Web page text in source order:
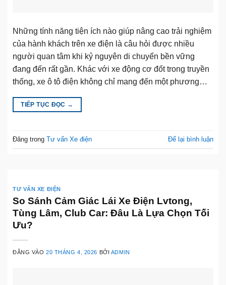
Những tính năng tiện ích nào giúp nâng cao trải nghiệm
của hành khách trên xe điện là câu hỏi được nhiều
người quan tâm khi kỷ nguyên di chuyển bền vững
đang đến rất gần. Khác với xe động cơ đốt trong truyền
thống, xe ô tô điện không chỉ mang đến một phương…
TIẾP TỤC ĐỌC →
Đăng trong Tư vấn Xe điện Để lại bình luận
TƯ VẤN XE ĐIỆN
So Sánh Cảm Giác Lái Xe Điện Lvtong,
Tùng Lâm, Club Car: Đâu Là Lựa Chọn Tối
Ưu?
ĐĂNG VÀO20 THÁNG 4, 2026 BỞI ADMIN